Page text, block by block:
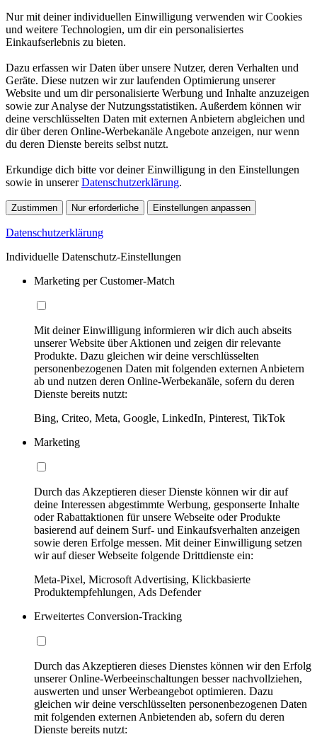
Nur mit deiner individuellen Einwilligung verwenden wir Cookies
und weitere Technologien, um dir ein personalisiertes
Einkaufserlebnis zu bieten.
Dazu erfassen wir Daten über unsere Nutzer, deren Verhalten und
Geräte. Diese nutzen wir zur laufenden Optimierung unserer
Website und um dir personalisierte Werbung und Inhalte anzuzeigen
sowie zur Analyse der Nutzungsstatistiken. Außerdem können wir
deine verschlüsselten Daten mit externen Anbietern abgleichen und
dir über deren Online-Werbekanäle Angebote anzeigen, nur wenn
du deren Dienste bereits selbst nutzt.
Erkundige dich bitte vor deiner Einwilligung in den Einstellungen
sowie in unsererDatenschutzerklärung.
Zustimmen Nur erforderliche Einstellungen anpassen
Datenschutzerklärung
Individuelle Datenschutz-Einstellungen
Marketing per Customer-Match
Mit deiner Einwilligung informieren wir dich auch abseits
unserer Website über Aktionen und zeigen dir relevante
Produkte. Dazu gleichen wir deine verschlüsselten
personenbezogenen Daten mit folgenden externen Anbietern
ab und nutzen deren Online-Werbekanäle, sofern du deren
Dienste bereits nutzt:
Bing, Criteo, Meta, Google, LinkedIn, Pinterest, TikTok
Marketing
Durch das Akzeptieren dieser Dienste können wir dir auf
deine Interessen abgestimmte Werbung, gesponserte Inhalte
oder Rabattaktionen für unsere Webseite oder Produkte
basierend auf deinem Surf- und Einkaufsverhalten anzeigen
sowie deren Erfolge messen. Mit deiner Einwilligung setzen
wir auf dieser Webseite folgende Drittdienste ein:
Meta-Pixel, Microsoft Advertising, Klickbasierte
Produktempfehlungen, Ads Defender
Erweitertes Conversion-Tracking
Durch das Akzeptieren dieses Dienstes können wir den Erfolg
unserer Online-Werbeeinschaltungen besser nachvollziehen,
auswerten und unser Werbeangebot optimieren. Dazu
gleichen wir deine verschlüsselten personenbezogenen Daten
mit folgenden externen Anbietenden ab, sofern du deren
Dienste bereits nutzt: